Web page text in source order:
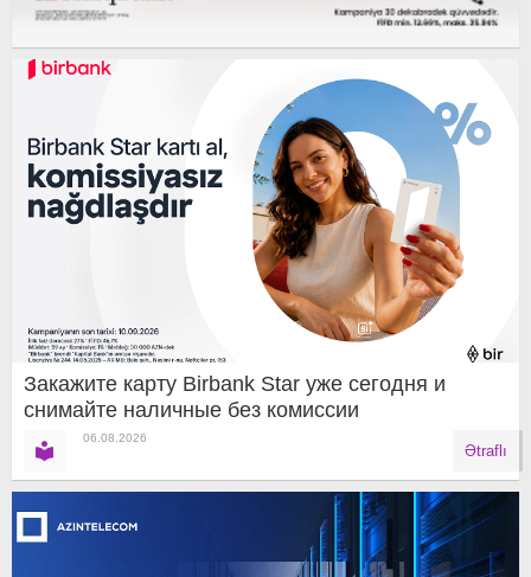
Закажите карту Birbank Star уже сегодня и
снимайте наличные без комиссии
06.08.2026
Ətraflı